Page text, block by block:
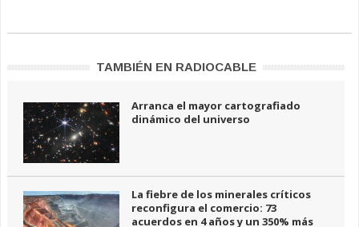
TAMBIÉN EN RADIOCABLE
Arranca el mayor cartografiado
dinámico del universo
La fiebre de los minerales críticos
reconfigura el comercio: 73
acuerdos en 4 años y un 350% más